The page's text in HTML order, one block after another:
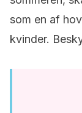
som en af
kvinder.